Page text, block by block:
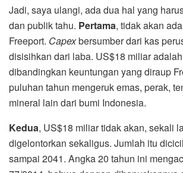
Jadi, saya ulangi, ada dua hal yang
dan publik tahu. Pertama, tidak akan ada
Freeport. Capexbersumber dari kas
disisihkan dari laba. US$18 miliar
dibandingkan keuntungan yang diraup
puluhan tahun mengeruk emas, perak,
mineral lain dari bumi Indonesia.
Kedua, US$18 miliar tidak akan, sekali
digelontorkan sekaligus. Jumlah itu
sampai 2041. Angka 20 tahun ini